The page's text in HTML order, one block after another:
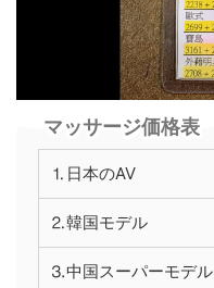
マッサージ価格表
⒈日本のAV
⒉韓国モデル
⒊中国スーパーモデル